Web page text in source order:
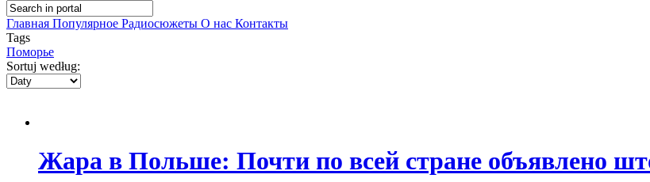
Главная Популярное Радиосюжеты О нас Контакты
Tags
Поморье
Sortuj według:
Жара в Польше: Почти по всей стране объявлено